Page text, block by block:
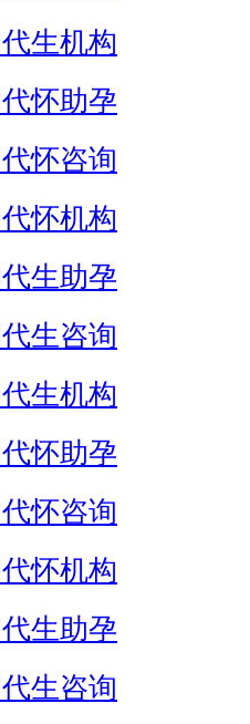
生机构
怀助孕
怀咨询
怀机构
生助孕
生咨询
生机构
怀助孕
怀咨询
怀机构
生助孕
生咨询